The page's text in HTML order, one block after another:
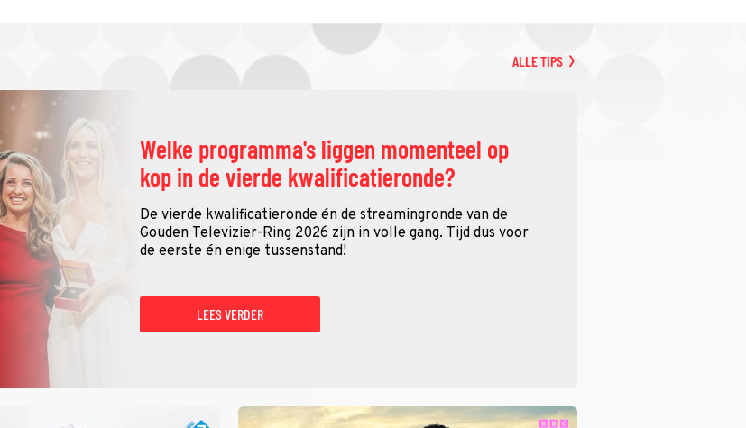
ALLE TIPS
Welke programma's liggen momenteel op
kop in de vierde kwalificatieronde?
De vierde kwalificatieronde én de streamingronde van de
Gouden Televizier-Ring 2026 zijn in volle gang. Tijd dus voor
de eerste én enige tussenstand!
LEES VERDER